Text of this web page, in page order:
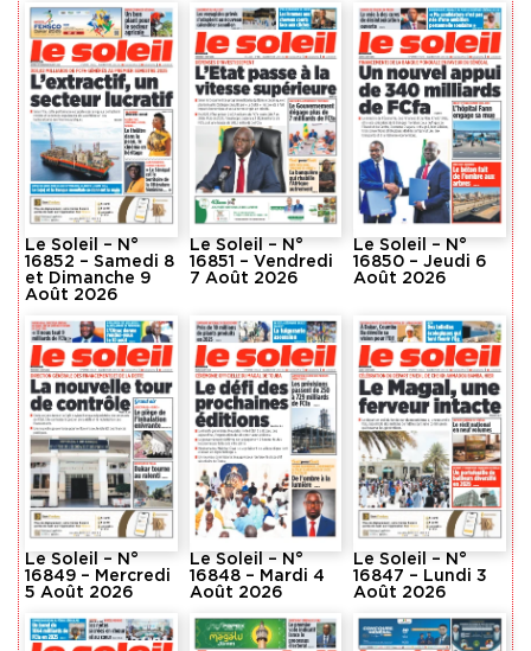
Le Soleil – N°
16852 – Samedi 8
et Dimanche 9
Août 2026
Le Soleil – N°
16851 – Vendredi
7 Août 2026
Le Soleil – N°
16850 – Jeudi 6
Août 2026
Le Soleil – N°
16849 – Mercredi
5 Août 2026
Le Soleil – N°
16848 – Mardi 4
Août 2026
Le Soleil – N°
16847 – Lundi 3
Août 2026